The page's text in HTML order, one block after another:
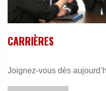
CARRIÈRES
Joignez-vous dès